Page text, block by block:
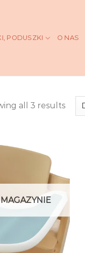
PODUSZKI O NAS
all 3 results